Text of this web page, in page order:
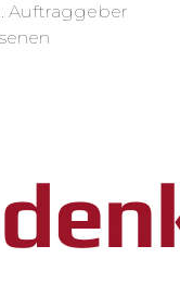
Auftraggeber